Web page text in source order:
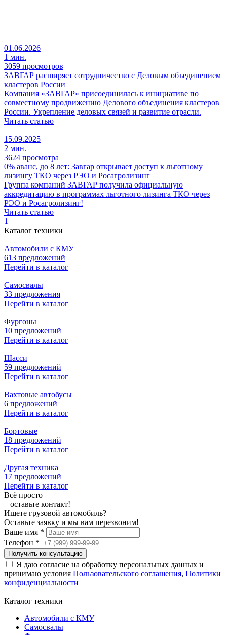
01.06.2026
1 мин.
3059 просмотров
ЗАВГАР расширяет сотрудничество с Деловым объединением
кластеров России
Компания «ЗАВГАР» присоединилась к инициативе по
совместному продвижению Делового объединения кластеров
России. Укрепление деловых связей и развитие отрасли.
Читать статью
15.09.2025
2 мин.
3624 просмотра
0% аванс, до 8 лет: Завгар открывает доступ к льготному
лизингу ТКО через РЭО и Росагролизинг
Группа компаний ЗАВГАР получила официальную
аккредитацию в программах льготного лизинга ТКО через
РЭО и Росагролизинг!
Читать статью
1
Каталог техники
Автомобили с КМУ
613 предложений
Перейти в каталог
Самосвалы
33 предложения
Перейти в каталог
Фургоны
10 предложений
Перейти в каталог
Шасси
59 предложений
Перейти в каталог
Вахтовые автобусы
6 предложений
Перейти в каталог
Бортовые
18 предложений
Перейти в каталог
Другая техника
17 предложений
Перейти в каталог
Всё просто
– оставьте контакт!
Ищете грузовой автомобиль?
Оставьте заявку и мы вам перезвоним!
Ваше имя *
Телефон *
Получить консультацию
Я даю согласие на обработку персональных данных и
принимаю условия Пользовательского соглашения, Политики
конфиденциальности
Каталог техники
Автомобили с КМУ
Самосвалы